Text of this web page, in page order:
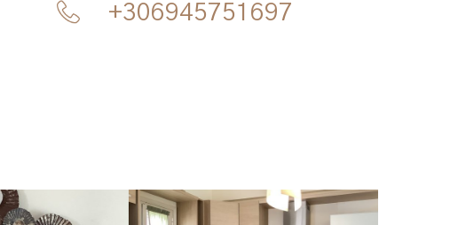
+306945751697